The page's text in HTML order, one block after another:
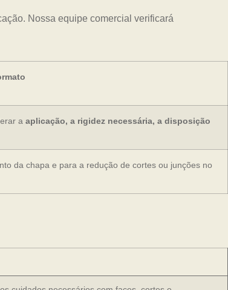
Nossa equipe comercial verificará
a aplicação, a rigidez necessária, a disposição
da chapa e para a redução de cortes ou junções no